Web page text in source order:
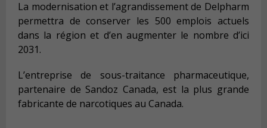
La modernisation et l’agrandissement de Delpharm
permettra de conserver les 500 emplois actuels
dans la région et d’en augmenter le nombre d’ici
2031.
L’entreprise de sous-traitance pharmaceutique,
partenaire de Sandoz Canada, est la plus grande
fabricante de narcotiques au Canada.